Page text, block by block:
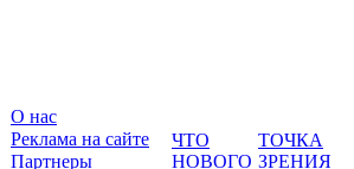
О нас
Реклама на сайте
Партнеры
ЧТО
НОВОГО
ТОЧКА
ЗРЕНИЯ